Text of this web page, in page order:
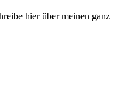
hier über meinen ganz